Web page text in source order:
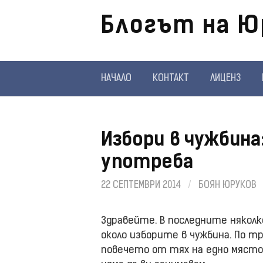
Блогът на
НАЧАЛО КОНТАКТ ЛИЦЕНЗ
Избори в
употреба
22 СЕПТЕМВРИ 2014 / БОЯН ЮРУКОВ
Здравейте. В последните
около изборите в чужбина. По
повечето от тях на едно